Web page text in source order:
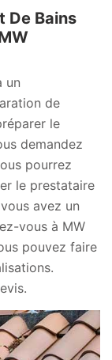
De Bains
un
de
le
demandez
pourrez
le prestataire
avez un
vous à MW
pouvez faire